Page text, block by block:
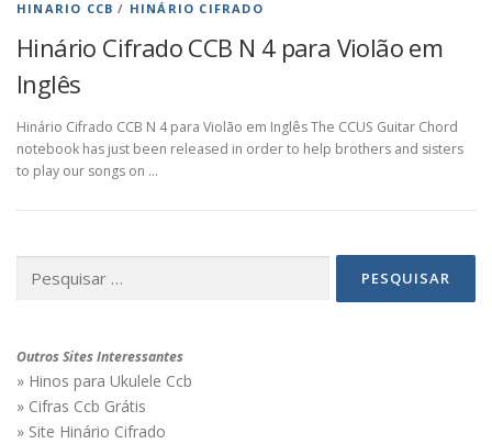
HINARIO CCB / HINÁRIO CIFRADO
Hinário Cifrado CCB N 4 para Violão em
Inglês
Hinário Cifrado CCB N 4 para Violão em Inglês The CCUS Guitar Chord
notebook has just been released in order to help brothers and sisters
to play our songs on …
por:
Outros Sites Interessantes
» Hinos para Ukulele Ccb
» Cifras Ccb Grátis
» Site Hinário Cifrado